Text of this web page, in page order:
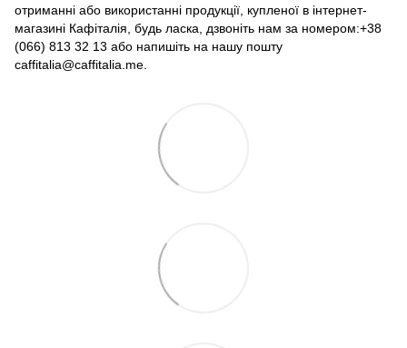
отриманні або використанні продукції, купленої в інтернет-
магазині Кафіталія, будь ласка, дзвоніть нам за номером:+38
(066) 813 32 13 або напишіть на нашу пошту
caffitalia@caffitalia.me.